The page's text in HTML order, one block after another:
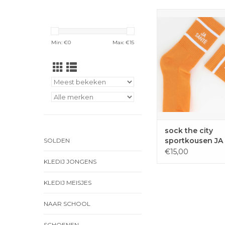
Min: €0 Max: €15
SOLDEN
KLEDIJ JONGENS
KLEDIJ MEISJES
NAAR SCHOOL
geschikt voor maat
met 45.
TOEVOEGEN
sock the city
sportkousen JA
oranje one size
€15,00